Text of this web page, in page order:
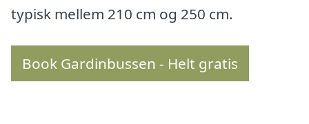
typisk mellem 210 cm og 250 cm.
Book Gardinbussen - Helt gratis